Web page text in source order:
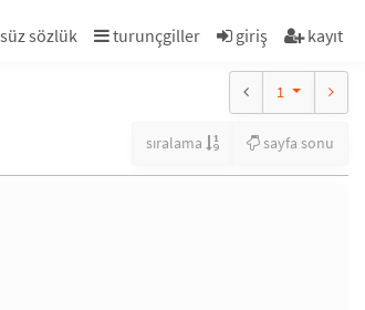
sözlük turunçgiller giriş kayıt
1
sıralama sayfa sonu